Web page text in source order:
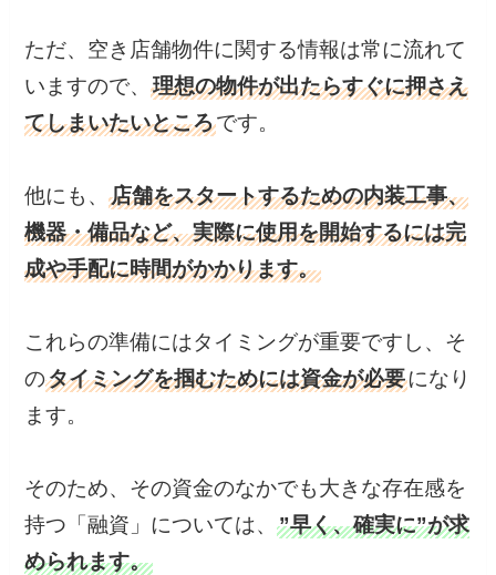
ただ、空き店舗物件に関する情報は常に流れて
いますので、理想の物件が出たらすぐに押さえ
てしまいたいところです。
他にも、店舗をスタートするための内装工事、
機器・備品など、実際に使用を開始するには完
成や手配に時間がかかります。
これらの準備にはタイミングが重要ですし、そ
のタイミングを掴むためには資金が必要になり
ます。
そのため、その資金のなかでも大きな存在感を
持つ「融資」については、”早く、確実に”が求
められます。